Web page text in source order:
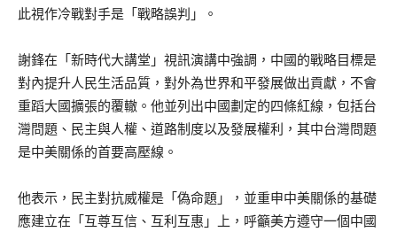
此視作冷戰對手是「戰略誤判」。
謝鋒在「新時代大講堂」視訊演講中強調，中國的戰略目標是
對內提升人民生活品質，對外為世界和平發展做出貢獻，不會
重蹈大國擴張的覆轍。他並列出中國劃定的四條紅線，包括台
灣問題、民主與人權、道路制度以及發展權利，其中台灣問題
是中美關係的首要高壓線。
他表示，民主對抗威權是「偽命題」，並重申中美關係的基礎
應建立在「互尊互信、互利互惠」上，呼籲美方遵守一個中國